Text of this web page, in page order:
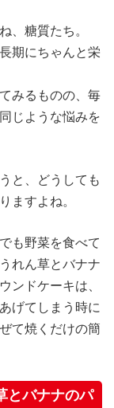
、糖質たち。
期にちゃんと栄
みるものの、毎
じような悩みを
と、どうしても
ますよね。
も野菜を食べて
れん草とバナナ
ンドケーキは、
げてしまう時に
て焼くだけの簡
とバナナのパ